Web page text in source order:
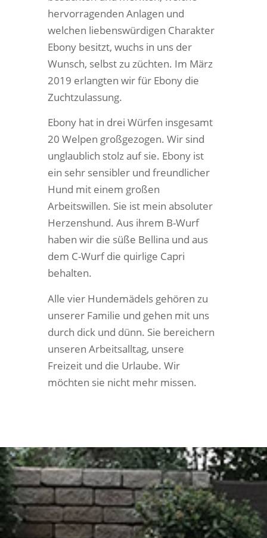
hervorragenden Anlagen und
welchen liebenswürdigen Charakter
Ebony besitzt, wuchs in uns der
Wunsch, selbst zu züchten. Im März
2019 erlangten wir für Ebony die
Zuchtzulassung.
Ebony hat in drei Würfen insgesamt
20 Welpen großgezogen. Wir sind
unglaublich stolz auf sie. Ebony ist
ein sehr sensibler und freundlicher
Hund mit einem großen
Arbeitswillen. Sie ist mein absoluter
Herzenshund. Aus ihrem B-Wurf
haben wir die süße Bellina und aus
dem C-Wurf die quirlige Capri
behalten.
Alle vier Hundemädels gehören zu
unserer Familie und gehen mit uns
durch dick und dünn. Sie bereichern
unseren Arbeitsalltag, unsere
Freizeit und die Urlaube. Wir
möchten sie nicht mehr missen.